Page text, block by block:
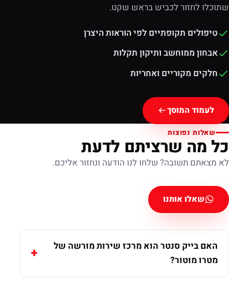
שתוכלו לחזור לכביש בראש שקט.
טיפולים תקופתיים לפי הוראות היצרן
אבחון ממוחשב ותיקון תקלות
חלקים מקוריים ואחריות
לעמוד המוסך
שאלות נפוצות
כל מה שרציתם לדעת
לא מצאתם תשובה? שלחו לנו הודעה ונחזור אליכם.
שאלו אותנו
האם בייק סנטר הוא מרכז שירות מורשה של
מטרו מוטור?